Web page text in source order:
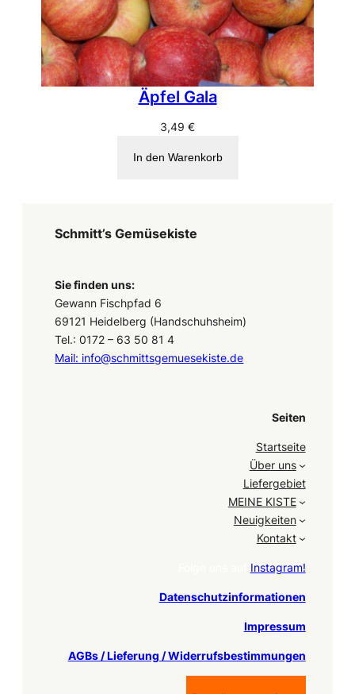
Äpfel Gala
3,49 €
In den Warenkorb
Schmitt’s Gemüsekiste
Sie finden uns:
Gewann Fischpfad 6
69121 Heidelberg (Handschuhsheim)
Tel.: 0172 – 63 50 81 4
Mail: info@schmittsgemuesekiste.de
Seiten
Startseite
Über uns
Liefergebiet
MEINE KISTE
Neuigkeiten
Kontakt
Instagram!
Datenschutzinformationen
Impressum
AGBs / Lieferung / Widerrufsbestimmungen